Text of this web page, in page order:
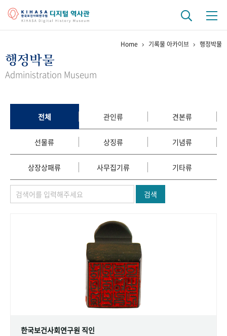
걸어온 길 기관 변천사
정책과 연구 키워드로 보는 연구 역사
연구자들
간행물 변천사
기록물 아카이브
사진 아카이브 문서 기록물 행정박물 영상 기록물
숫자로 보는 50년 50+1
Home 기록물 아카이브 행정박물
행정박물
Administration Museum
전체 관인류 견본류
선물류 상징류 기념류
상장상패류 사무집기류 기타류
검색
한국보건사회연구원 직인